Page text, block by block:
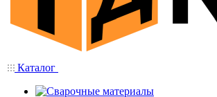
Каталог